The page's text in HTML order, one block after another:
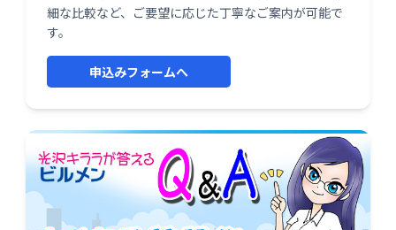
細な比較など、ご要望に応じた丁寧なご案内が可能で
す。
申込みフォームへ